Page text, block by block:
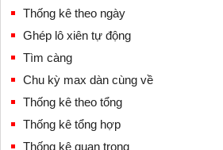
Thống kê theo ngày
Ghép lô xiên tự động
Tìm càng
Chu kỳ max dàn cùng về
Thống kê theo tổng
Thống kê tổng hợp
Thống kê quan trọng